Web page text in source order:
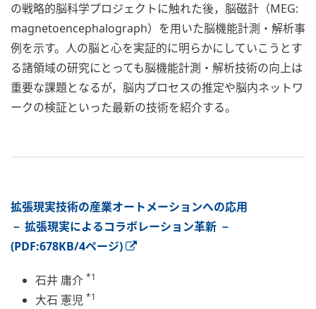
の戦略的脳科学プロジェクトに触れた後，脳磁計（MEG:
magnetoencephalograph）を用いた脳機能計測・解析事
例を示す。人の脳と心を実証的に明らかにしていこうとす
る諸領域の研究にとっても脳機能計測・解析技術の向上は
重要な課題となるが，脳内プロセスの推定や脳内ネットワ
ークの検証といった最新の技術を紹介する。
拡張現実技術の産業オートメーションへの応用
－ 拡張現実によるコラボレーション革新 －
(PDF:678KB/4ページ)
石井 庸介 *1
大石 憲児 *1